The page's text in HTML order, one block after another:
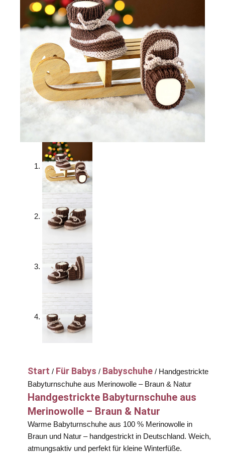
Start / Für Babys / Babyschuhe / Handgestrickte
Babyturnschuhe aus Merinowolle – Braun & Natur
Handgestrickte Babyturnschuhe aus
Merinowolle – Braun & Natur
Warme Babyturnschuhe aus 100 % Merinowolle in
Braun und Natur – handgestrickt in Deutschland. Weich,
atmungsaktiv und perfekt für kleine Winterfüße.